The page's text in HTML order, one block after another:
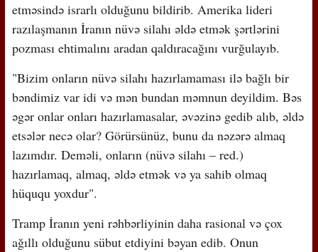
etməsində israrlı olduğunu bildirib. Amerika lideri
razılaşmanın İranın nüvə silahı əldə etmək şərtlərini
pozması ehtimalını aradan qaldıracağını vurğulayıb.
"Bizim onların nüvə silahı hazırlamaması ilə bağlı bir
bəndimiz var idi və mən bundan məmnun deyildim. Bəs
əgər onlar onları hazırlamasalar, əvəzinə gedib alıb, əldə
etsələr necə olar? Görürsünüz, bunu da nəzərə almaq
lazımdır. Deməli, onların (nüvə silahı – red.)
hazırlamaq, almaq, əldə etmək və ya sahib olmaq
hüququ yoxdur".
Tramp İranın yeni rəhbərliyinin daha rasional və çox
ağıllı olduğunu sübut etdiyini bəyan edib. Onun